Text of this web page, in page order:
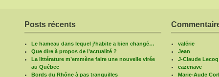
Posts récents
Le hameau dans lequel j’habite a bien changé…
Que dire à propos de l’actualité ?
La littérature m’emmène faire une nouvelle virée
au Québec
Bords du Rhône à pas tranquilles
valérie
Jean
J-Claude Lecoq
cazenave
Marie-Aude